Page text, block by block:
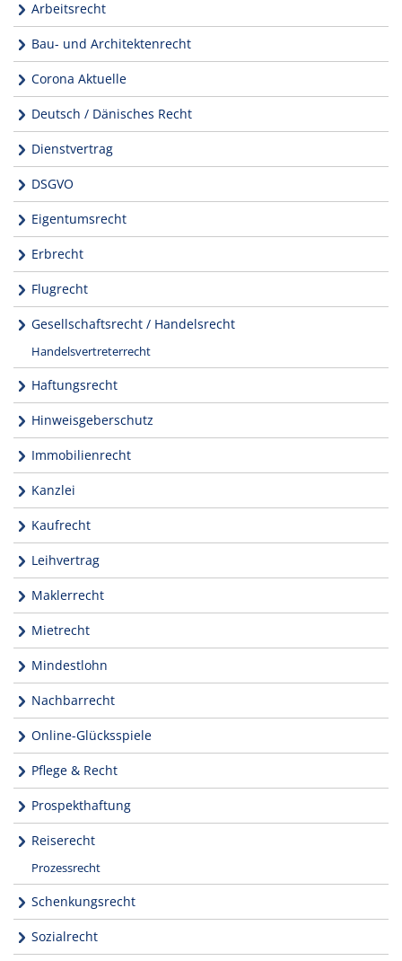
Arbeitsrecht
Bau- und Architektenrecht
Corona Aktuelle
Deutsch / Dänisches Recht
Dienstvertrag
DSGVO
Eigentumsrecht
Erbrecht
Flugrecht
Gesellschaftsrecht / Handelsrecht
Handelsvertreterrecht
Haftungsrecht
Hinweisgeberschutz
Immobilienrecht
Kanzlei
Kaufrecht
Leihvertrag
Maklerrecht
Mietrecht
Mindestlohn
Nachbarrecht
Online-Glücksspiele
Pflege & Recht
Prospekthaftung
Reiserecht
Prozessrecht
Schenkungsrecht
Sozialrecht